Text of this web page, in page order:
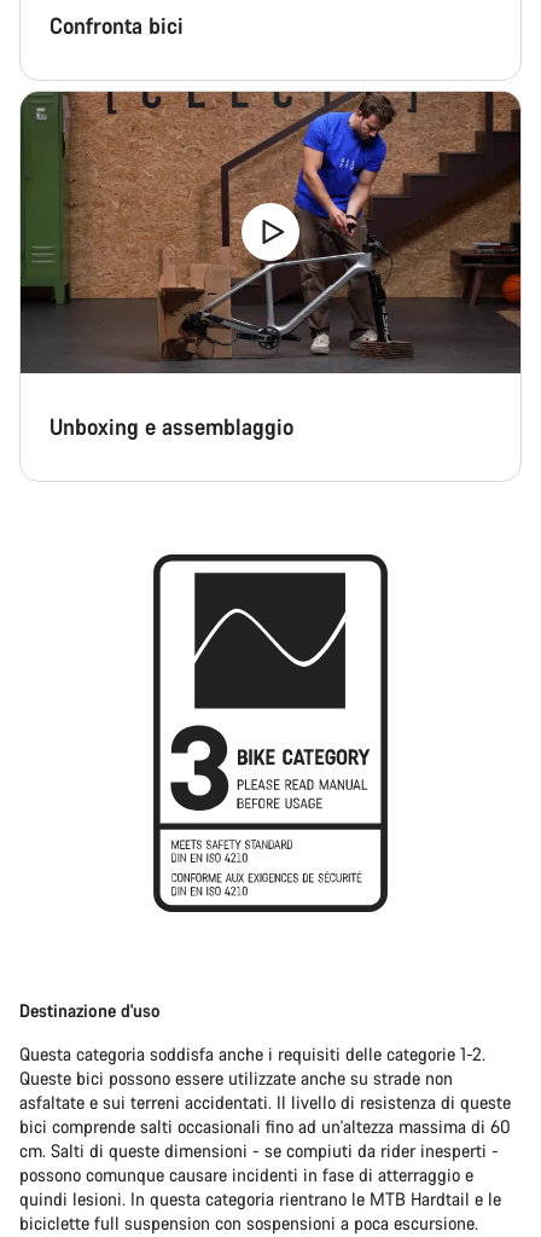
Confronta bici
Unboxing e assemblaggio
Destinazione d'uso
Questa categoria soddisfa anche i requisiti delle categorie 1-2.
Queste bici possono essere utilizzate anche su strade non
asfaltate e sui terreni accidentati. Il livello di resistenza di queste
bici comprende salti occasionali fino ad un'altezza massima di 60
cm. Salti di queste dimensioni - se compiuti da rider inesperti -
possono comunque causare incidenti in fase di atterraggio e
quindi lesioni. In questa categoria rientrano le MTB Hardtail e le
biciclette full suspension con sospensioni a poca escursione.